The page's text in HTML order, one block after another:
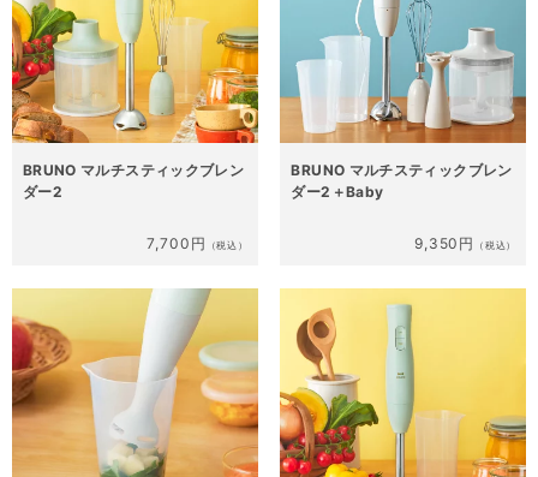
BRUNO マルチスティックブレン
ダー2
7,700円 （税込）
BRUNO マルチスティックブレン
ダー2＋Baby
9,350円 （税込）